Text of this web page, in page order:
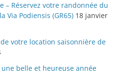
– Réservez votre randonnée du
Via Podiensis (GR65) 18 janvier
votre location saisonnière de
une belle et heureuse année